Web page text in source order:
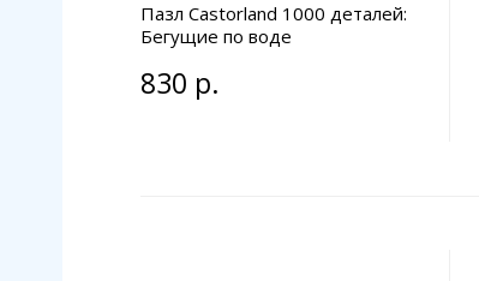
Пазл Castorland 1000 деталей:
Бегущие по воде
830 р.